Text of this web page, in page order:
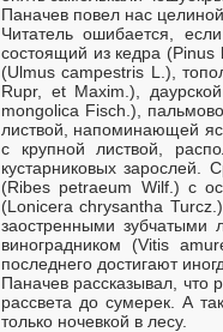
Паначев повел нас
Читатель ошибается,
состоящий из кедра
(Ulmus campestris L.),
Rupr, et Maxim.),
mongolica Fisch.),
листвой, напоминающей
с крупной листвой,
кустарниковых зарослей.
(Ribes petraeum Wilf.) с
(Lonicera chrysantha
заостренными зубчатыми
виноградником (Vitis
последнего достигают
Паначев рассказывал, что
рассвета до сумерек. А
только ночевкой в лесу.